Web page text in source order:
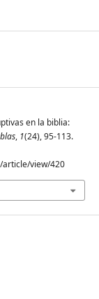
en la biblia:
, 1(24), 95-113.
article/view/420